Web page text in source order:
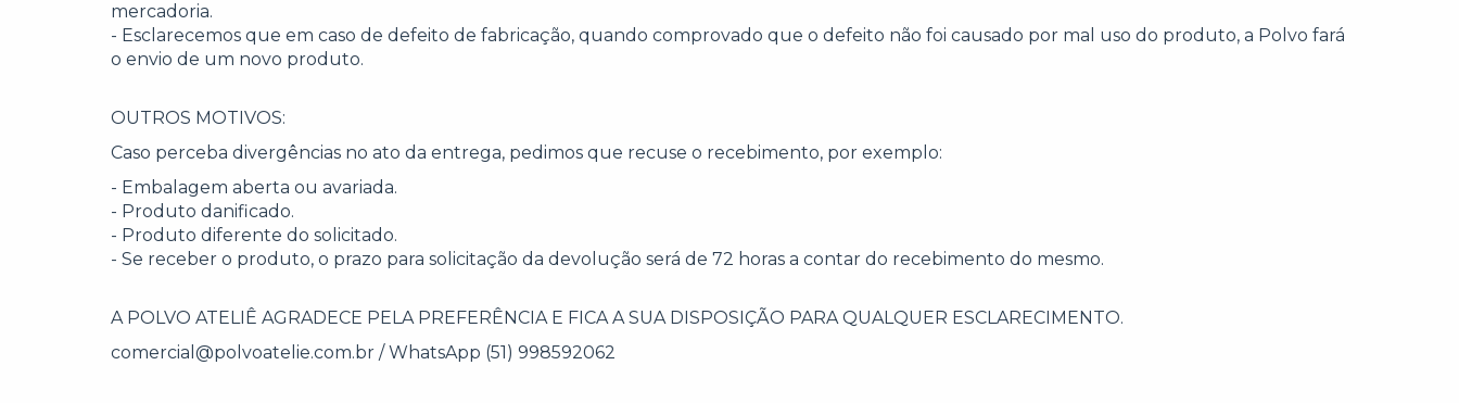
mercadoria.
- Esclarecemos que em caso de defeito de fabricação, quando comprovado que o defeito não foi causado por mal uso do produto, a Polvo fará
o envio de um novo produto.
OUTROS MOTIVOS:
Caso perceba divergências no ato da entrega, pedimos que recuse o recebimento, por exemplo:
- Embalagem aberta ou avariada.
- Produto danificado.
- Produto diferente do solicitado.
- Se receber o produto, o prazo para solicitação da devolução será de 72 horas a contar do recebimento do mesmo.
A POLVO ATELIÊ AGRADECE PELA PREFERÊNCIA E FICA A SUA DISPOSIÇÃO PARA QUALQUER ESCLARECIMENTO.
comercial@polvoatelie.com.br / WhatsApp (51) 998592062